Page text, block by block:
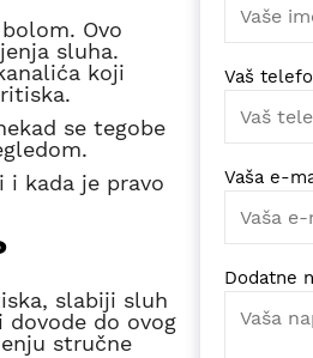
Ovo
sluha.
koji
se tegobe
i kada je pravo
slabiji sluh
dovode do ovog
stručne
Vaš
Vaša e-
Dodatne